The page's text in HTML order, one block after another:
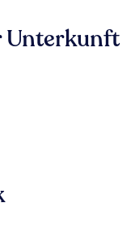
Unterkunft